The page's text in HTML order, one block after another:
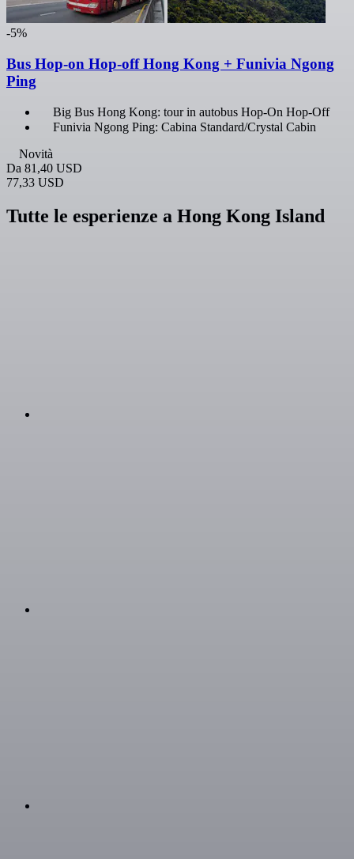
-5%
Bus Hop-on Hop-off Hong Kong + Funivia Ngong
Ping
Big Bus Hong Kong: tour in autobus Hop-On Hop-Off
Funivia Ngong Ping: Cabina Standard/Crystal Cabin
Novità
Da 81,40 USD
77,33 USD
Tutte le esperienze a Hong Kong Island